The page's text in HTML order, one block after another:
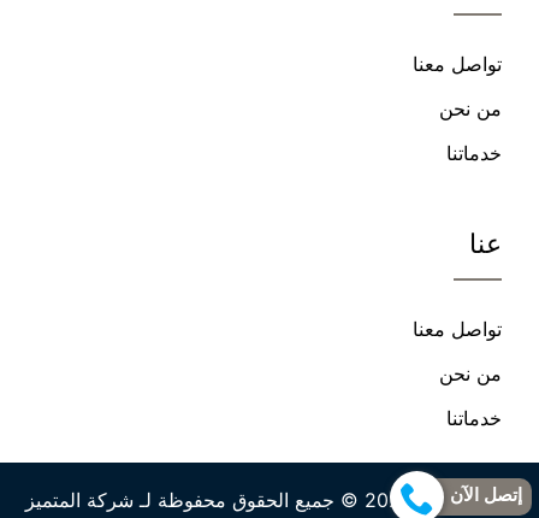
فيسبوك
تواصل معنا
من نحن
خدماتنا
عنا
تواصل معنا
من نحن
خدماتنا
حقوق النشر 2026 © جميع الحقوق محفوظة لـ شركة المتميز إتصل الآن